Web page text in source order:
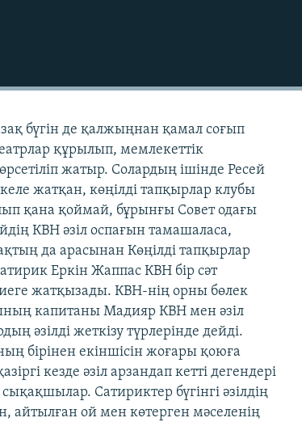
бүгін де қалжыңнан қамал соғып
құрылып, мемлекеттік
жатыр. Солардың ішінде Ресей
жатқан, көңілді тапқырлар клубы
қана қоймай, бұрынғы Совет одағы
КВН әзіл оспағын тамашаласа,
да арасынан Көңілді тапқырлар
Еркін Жаппас КВН бір сәт
жатқызады. КВН-нің орны бөлек
капитаны Мадияр КВН мен әзіл
әзілді жеткізу түрлерінде дейді.
бірінен екіншісін жоғары қоюға
кезде әзіл арзандап кетті дегендері
Сатириктер бүгінгі әзілдің
ой мен көтерген мәселенің